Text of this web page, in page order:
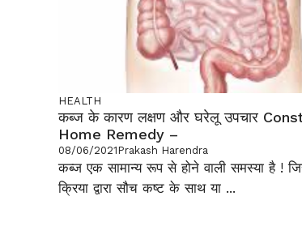
HEALTH
कब्ज के कारण लक्षण और घरेलू उपचार
Home Remedy –
08/06/2021Prakash Harendra
कब्ज एक सामान्य रूप से होने वाली समस्या है !
क्रिया द्वारा सौच कष्ट के साथ या ...